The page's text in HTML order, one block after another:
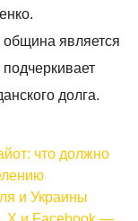
община является
долга.
что должно
и Украины